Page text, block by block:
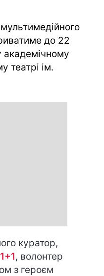
до 22
театрі ім.
куратор,
, волонтер
з героєм